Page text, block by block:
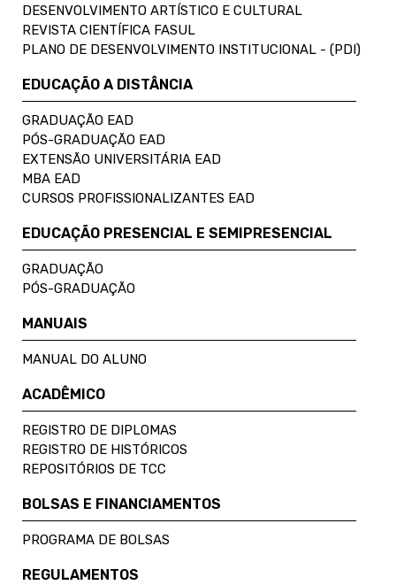
DESENVOLVIMENTO ARTÍSTICO E CULTURAL
REVISTA CIENTÍFICA FASUL
PLANO DE DESENVOLVIMENTO INSTITUCIONAL - (PDI)
EDUCAÇÃO A DISTÂNCIA
GRADUAÇÃO EAD
PÓS-GRADUAÇÃO EAD
EXTENSÃO UNIVERSITÁRIA EAD
MBA EAD
CURSOS PROFISSIONALIZANTES EAD
EDUCAÇÃO PRESENCIAL E SEMIPRESENCIAL
GRADUAÇÃO
PÓS-GRADUAÇÃO
MANUAIS
MANUAL DO ALUNO
ACADÊMICO
REGISTRO DE DIPLOMAS
REGISTRO DE HISTÓRICOS
REPOSITÓRIOS DE TCC
BOLSAS E FINANCIAMENTOS
PROGRAMA DE BOLSAS
REGULAMENTOS